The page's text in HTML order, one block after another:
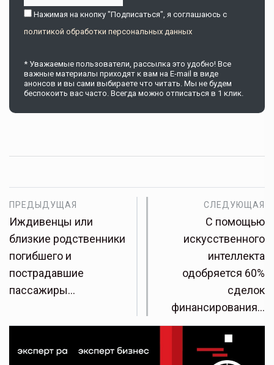
Нажимая на кнопку "Подписаться", я соглашаюсь c
политикой обработки персональных данных
* Уважаемые пользователи, рассылка это удобно! Все
важные материалы приходят к вам на E-mail в виде
анонсов и вы сами выбираете что читать. Мы не будем
беспокоить вас часто. Всегда можно отписаться в 1 клик.
ПРЕДЫДУЩАЯ
Иждивенцы или
близкие родственники
погибшего и
пострадавшие
пассажиры…
СЛЕДУЮЩАЯ
С помощью
искусственного
интеллекта
одобряется 60%
сделок
финансирования…